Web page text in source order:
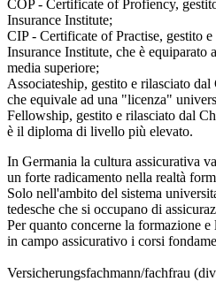
COP - Certificate of Profiency,
Insurance Institute;
CIP - Certificate of Practise, gestito
Insurance Institute, che è equiparato
media superiore;
Associateship, gestito e rilasciato
che equivale ad una "licenza"
Fellowship, gestito e rilasciato dal
è il diploma di livello più elevato.
In Germania la cultura assicurativa
un forte radicamento nella realtà
Solo nell'ambito del sistema
tedesche che si occupano di
Per quanto concerne la formazione
in campo assicurativo i corsi
Versicherungsfachmann/fachfrau